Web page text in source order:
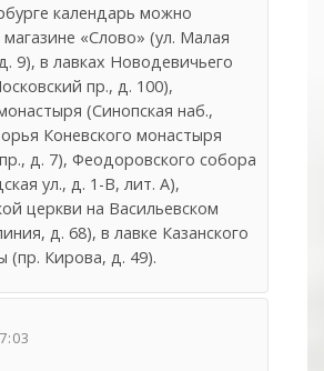
календарь можно
«Слово» (ул. Малая
9), в лавках Новодевичьего
пр., д. 100),
(Синопская наб.,
Коневского монастыря
д. 7), Феодоровского собора
ул., д. 1-В, лит. А),
церкви на Васильевском
д. 68), в лавке Казанского
(пр. Кирова, д. 49).